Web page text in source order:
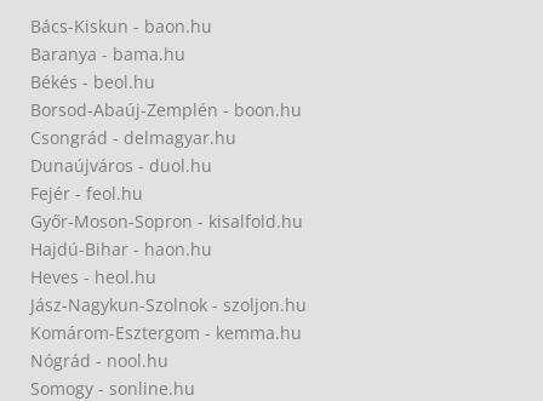
Bács-Kiskun - baon.hu
Baranya - bama.hu
Békés - beol.hu
Borsod-Abaúj-Zemplén - boon.hu
Csongrád - delmagyar.hu
Dunaújváros - duol.hu
Fejér - feol.hu
Győr-Moson-Sopron - kisalfold.hu
Hajdú-Bihar - haon.hu
Heves - heol.hu
Jász-Nagykun-Szolnok - szoljon.hu
Komárom-Esztergom - kemma.hu
Nógrád - nool.hu
Somogy - sonline.hu